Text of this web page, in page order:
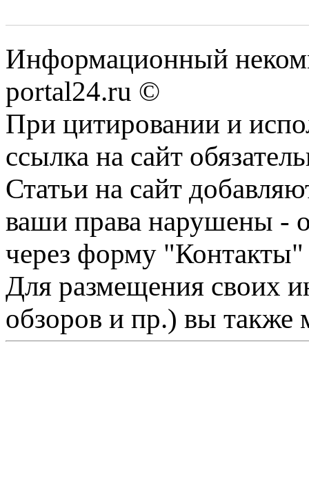
Информационный
portal24.ru ©
При цитировании и
ссылка на сайт
Статьи на сайт
ваши права нарушены -
через форму "Контакты"
Для размещения своих
обзоров и пр.) вы также